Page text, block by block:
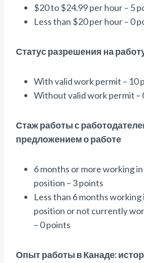
$20 to $24.99 per hour – 5
Less than $20 per hour – 0
Статус разрешения на
With valid work permit – 10
Without valid work permit –
Стаж работы с
предложением о работе
6 months or more working
position – 3 points
Less than 6 months
position or not currently
– 0 points
Опыт работы в Канаде: